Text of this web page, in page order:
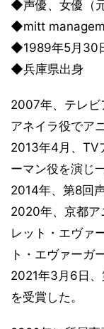
◆声優、女優（元
◆mitt
◆1989年5月30
◆兵庫県出身
2007年、テレビ
アネイラ役でア
2013年4月、TV
ーマン役を演じ
2014年、第8回
2020年、京都ア
レット・エヴァ
ト・エヴァーガ
2021年3月6日
を受賞した。